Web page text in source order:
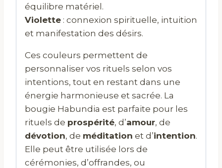
équilibre matériel.
Violette : connexion spirituelle, intuition
et manifestation des désirs.
Ces couleurs permettent de
personnaliser vos rituels selon vos
intentions, tout en restant dans une
énergie harmonieuse et sacrée. La
bougie Habundia est parfaite pour les
rituels de prospérité, d’amour, de
dévotion, de méditation et d’intention.
Elle peut être utilisée lors de
cérémonies, d’offrandes, ou